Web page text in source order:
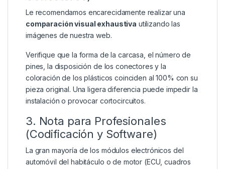
Le recomendamos encarecidamente realizar una
comparación visual exhaustiva utilizando las
imágenes de nuestra web.
Verifique que la forma de la carcasa, el número de
pines, la disposición de los conectores y la
coloración de los plásticos coinciden al 100% con su
pieza original. Una ligera diferencia puede impedir la
instalación o provocar cortocircuitos.
3. Nota para Profesionales
(Codificación y Software)
La gran mayoría de los módulos electrónicos del
automóvil del habitáculo o de motor (ECU, cuadros